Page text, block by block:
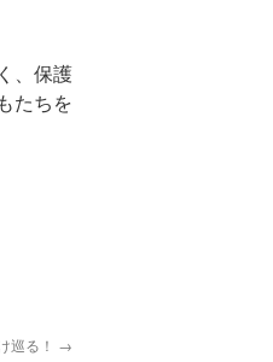
、保護
たちを
巡る！ →